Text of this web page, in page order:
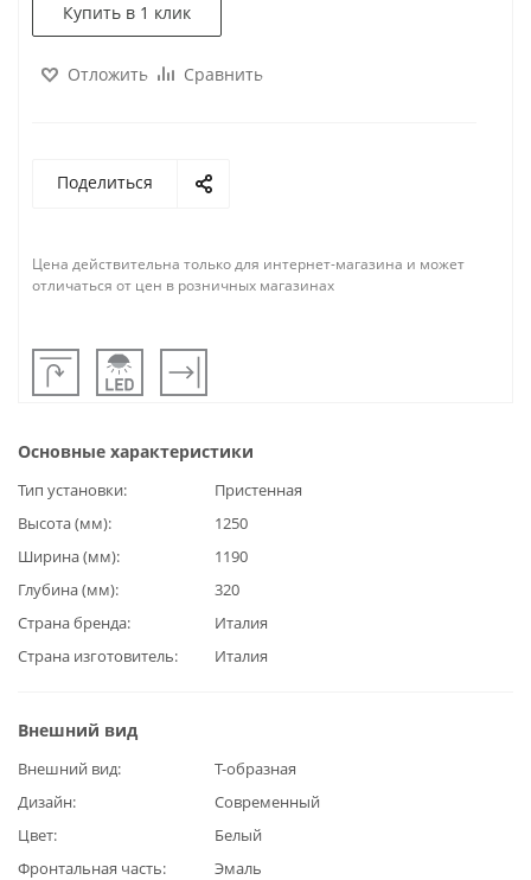
Купить в 1 клик
Отложить Сравнить
Поделиться
Цена действительна только для интернет-магазина и может
отличаться от цен в розничных магазинах
Основные характеристики
Тип установки
Пристенная
Высота (мм)
1250
Ширина (мм)
1190
Глубина (мм)
320
Страна бренда
Италия
Страна изготовитель
Италия
Внешний вид
Внешний вид
Т-образная
Дизайн
Современный
Цвет
Белый
Фронтальная часть
Эмаль